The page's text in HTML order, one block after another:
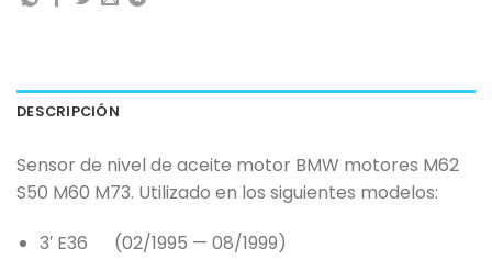
DESCRIPCIÓN
Sensor de nivel de aceite motor BMW motores M62
S50 M60 M73. Utilizado en los siguientes modelos:
3′ E36 (02/1995 — 08/1999)